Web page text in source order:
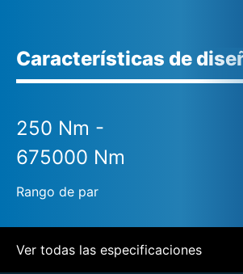
Características de
250 Nm -
675000 Nm
Rango de par
Ver todas las especificaciones